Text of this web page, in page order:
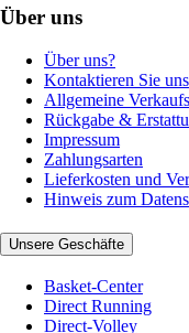
Über uns
Über uns?
Kontaktieren Sie uns
Allgemeine
Rückgabe &
Impressum
Zahlungsarten
Lieferkosten und
Hinweis zum
Unsere Geschäfte
Basket-Center
Direct Running
Direct-Volley